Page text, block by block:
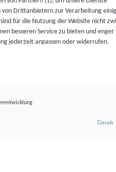
&
Milch, Käse
& mehr
von Drittanbietern zur Verarbeitung
für die Nutzung der Website nicht
besseren Service zu bieten und
jederzeit anpassen oder widerrufen.
Details